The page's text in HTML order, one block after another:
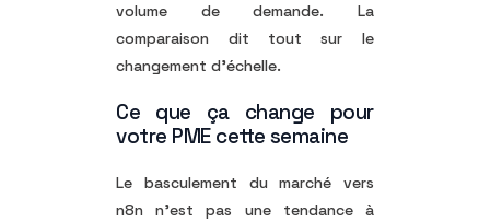
volume de demande. La
comparaison dit tout sur le
changement d’échelle.
Ce que ça change pour
votre PME cette semaine
Le basculement du marché vers
n8n n’est pas une tendance à